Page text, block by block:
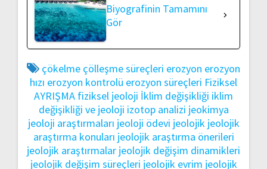
Biyografinin Tamamını
Gör
çökelme çölleşme süreçleri erozyon erozyon
hızı erozyon kontrolü erozyon süreçleri Fiziksel
AYRIŞMA fiziksel jeoloji İklim değişikliği iklim
değişikliği ve jeoloji izotop analizi jeokimya
jeoloji araştırmaları jeoloji ödevi jeolojik jeolojik
araştırma konuları jeolojik araştırma önerileri
jeolojik araştırmalar jeolojik değişim dinamikleri
jeolojik değişim süreçleri jeolojik evrim jeolojik